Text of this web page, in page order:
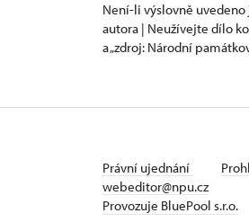
Není-li výslovně
autora | Neužívejte dílo
a „zdroj: Národní
Právní ujednání
webeditor@npu.cz
Provozuje BluePool s.r.o.